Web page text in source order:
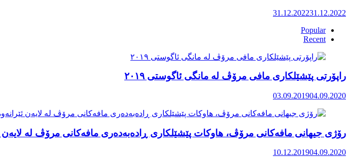
31.12.202231.12.2022
Popular
Recent
راپۆرتی پێشێلكاری مافی مرۆڤ له‌ مانگی ئاگوستی ٢٠١٩
03.09.201904.09.2020
رۆژی جیهانی مافەکانی مرۆڤ، هاوکات پێشێلکاری ڕادەبەدەری مافەکانی مرۆڤ لە لایەن
10.12.201904.09.2020